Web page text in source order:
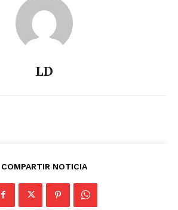
LD
COMPARTIR NOTICIA